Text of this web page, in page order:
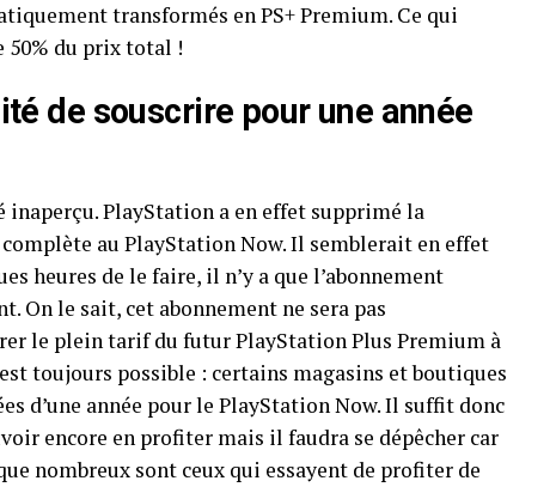
transformés en PS+ Premium. Ce qui
50% du prix total !
de souscrire pour une année
inaperçu. PlayStation a en effet supprimé la
au PlayStation Now. Il semblerait en effet
heures de le faire, il n’y a que l’abonnement
On le sait, cet abonnement ne sera pas
le plein tarif du futur PlayStation Plus Premium à
toujours possible : certains magasins et boutiques
d’une année pour le PlayStation Now. Il suffit donc
encore en profiter mais il faudra se dépêcher car
nombreux sont ceux qui essayent de profiter de